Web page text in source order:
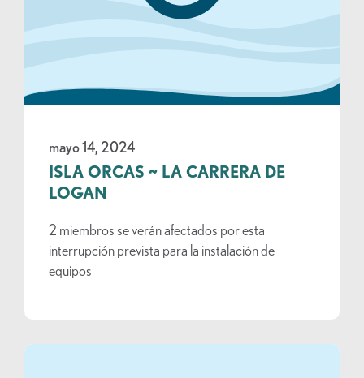
mayo 14, 2024
ISLA ORCAS ~ LA CARRERA DE
LOGAN
2 miembros se verán afectados por esta
interrupción prevista para la instalación de
equipos